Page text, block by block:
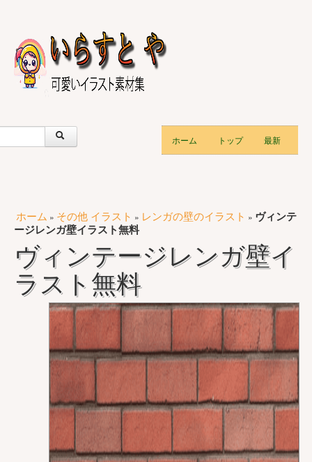
ホーム トップ 最新
ホーム » その他 イラスト » レンガの壁のイラスト » ヴィンテ
ージレンガ壁イラスト無料
ヴィンテージレンガ壁イ
ラスト無料